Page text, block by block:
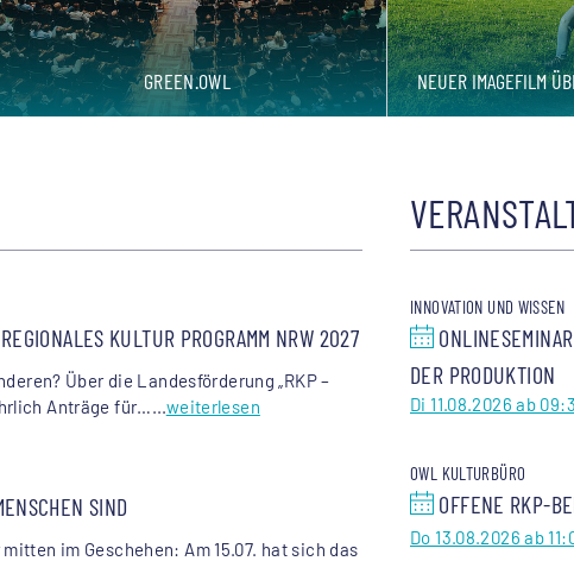
GREEN.OWL NEUER IMAGEFILM
KULTUR PROGRAMM NRW 2027
Über die Landesförderung „RKP –
Anträge für…...weiterlesen
SIND
im Geschehen: Am 15.07. hat sich das
INNOVATION UND WISSEN
DER PRODUKTION
Di 11.08.2026 ab
OWL KULTURBÜRO
OFFENE RKP-
Do 13.08.2026 ab